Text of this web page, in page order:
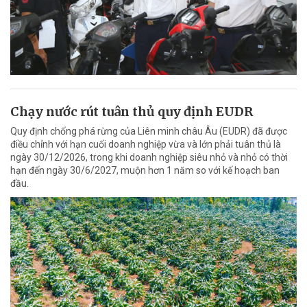
Chạy nước rút tuân thủ quy định EUDR
Quy định chống phá rừng của Liên minh châu Âu (EUDR) đã được
điều chỉnh với hạn cuối doanh nghiệp vừa và lớn phải tuân thủ là
ngày 30/12/2026, trong khi doanh nghiệp siêu nhỏ và nhỏ có thời
hạn đến ngày 30/6/2027, muộn hơn 1 năm so với kế hoạch ban
đầu.